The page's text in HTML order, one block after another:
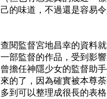
己的味道，不過還是容易令
查閱監督宮地昌幸的資料
一部監督的作品，受到影
曾擔任神隱少女的監督助
來的了，因為確實被本尊
多到可以整理成很長的表格